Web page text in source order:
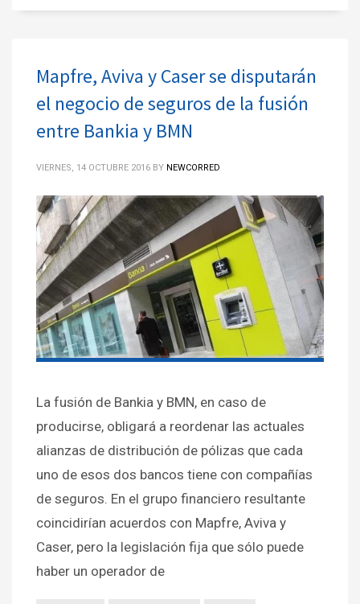
Mapfre, Aviva y Caser se disputarán
el negocio de seguros de la fusión
entre Bankia y BMN
VIERNES, 14 OCTUBRE 2016 BY NEWCORRED
La fusión de Bankia y BMN, en caso de
producirse, obligará a reordenar las actuales
alianzas de distribución de pólizas que cada
uno de esos dos bancos tiene con compañías
de seguros. En el grupo financiero resultante
coincidirían acuerdos con Mapfre, Aviva y
Caser, pero la legislación fija que sólo puede
haber un operador de